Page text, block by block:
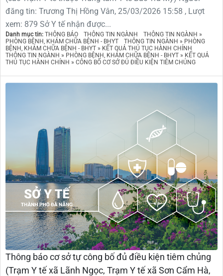
đăng tin: Trương Thị Hồng Vân, 25/03/2026 15:58 , Lượt
xem: 879 Sở Y tế nhận được...
Danh mục tin: THÔNG BÁO THÔNG TIN NGÀNH
THÔNG TIN NGÀNH »
PHÒNG BỆNH, KHÁM CHỮA BỆNH - BHYT
THÔNG TIN NGÀNH » PHÒNG
BỆNH, KHÁM CHỮA BỆNH - BHYT » KẾT QUẢ THỦ TỤC HÀNH CHÍNH
THÔNG TIN NGÀNH » PHÒNG BỆNH, KHÁM CHỮA BỆNH - BHYT » KẾT QUẢ
THỦ TỤC HÀNH CHÍNH » CÔNG BỐ CƠ SỞ ĐỦ ĐIỀU KIỆN TIÊM CHỦNG
Thông báo cơ sở tự công bố đủ điều kiện tiêm chủng
(Trạm Y tế xã Lãnh Ngọc, Trạm Y tế xã Sơn Cẩm Hà,